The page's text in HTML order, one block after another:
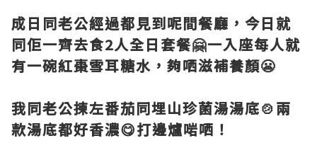
成日同老公經過都見到呢間餐廳，今日就
同佢一齊去食2人全日套餐🤗一入座每人就
有一碗紅棗雪耳糖水，夠哂滋補養顏😬
我同老公揀左番茄同埋山珍菌湯湯底🍲兩
款湯底都好香濃😋打邊爐啱哂！